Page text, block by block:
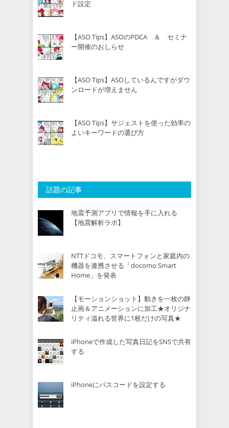
ド設定
【ASO Tips】ASOのPDCA ＆ セミナ
ー開催のおしらせ
【ASO Tips】ASOしているんですがダウ
ンロードが増えません
【ASO Tips】サジェストを使った効率の
よいキーワードの選び方
話題の記事
地震予測アプリで情報を手に入れる
【地震解析ラボ】
NTTドコモ、スマートフォンと家庭内の
機器を連携させる「docomo Smart
Home」を発表
【モーションショット】動きを一枚の静
止画＆アニメーションに加工★オリジナ
リティ溢れる世界に1枚だけの写真★
iPhoneで作成した写真日記をSNSで共有
する
iPhoneにパスコードを設定する